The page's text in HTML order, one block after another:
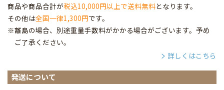
商品や商品合計が税込10,000円以上で送料無料となります。
その他は全国一律1,300円です。
※離島の場合、別途重量手数料がかかる場合がございます。予め
ご了承ください。
詳しくはこちら
発送について